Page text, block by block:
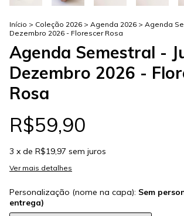
Início > Coleção 2026 > Agenda 2026 > Agenda
Dezembro 2026 - Florescer Rosa
Agenda Semestral -
Dezembro 2026 -
Rosa
R$59,90
3 x de R$19,97 sem juros
Ver mais detalhes
Personalização (nome na capa): Sem
entrega)